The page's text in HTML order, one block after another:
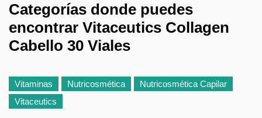
Categorías donde puedes
encontrar Vitaceutics Collagen
Cabello 30 Viales
Vitaminas Nutricosmética
Nutricosmética Capilar
Vitaceutics